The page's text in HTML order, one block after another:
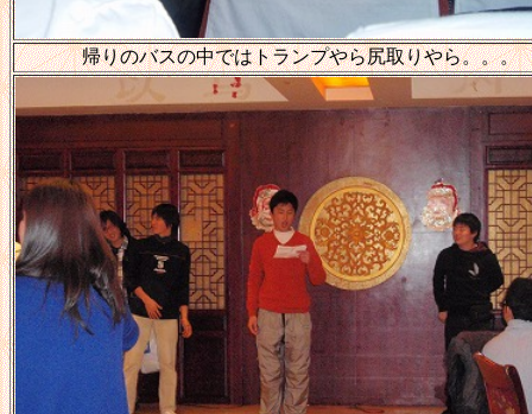
帰りのバスの中ではトランプやら尻取りやら。。。